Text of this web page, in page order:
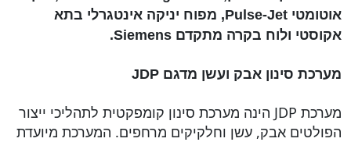
אוטומטי Pulse-Jet, מפוח יניקה אינטגרלי בתא
אקוסטי ולוח בקרה מתקדם Siemens
.
מערכת סינון אבק ועשן מדגם JDP
מערכת JDP הינה מערכת סינון קומפקטית לתהליכי ייצור
הפולטים אבק, עשן וחלקיקים מרחפים. המערכת מיועדת